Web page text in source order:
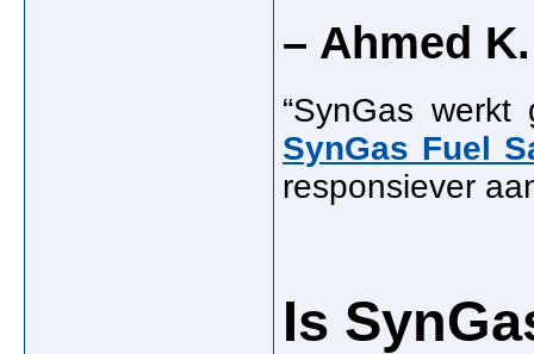
– Ahmed K.
“SynGas werkt
SynGas Fuel
responsiever
Is